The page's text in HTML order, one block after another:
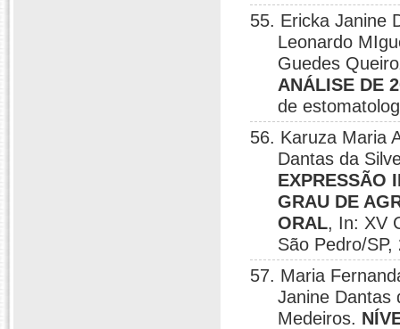
55. Ericka Janine
Leonardo
Guedes
ANÁLISE DE
de
56. Karuza Maria
Dantas da
EXPRESSÃO
GRAU DE
ORAL, In: XV
São Pedro/SP,
57. Maria
Janine Dantas
Medeiros.